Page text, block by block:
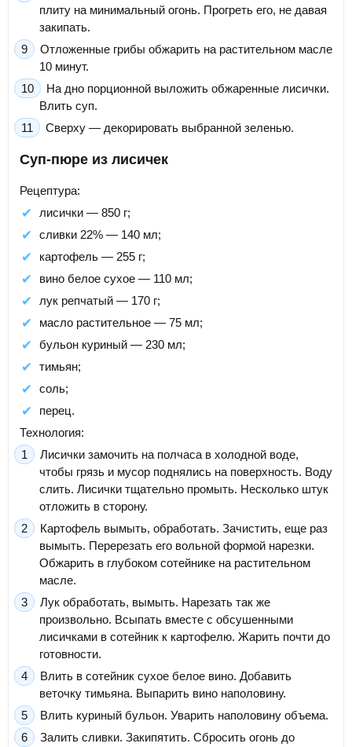
плиту на минимальный огонь. Прогреть его, не давая
закипать.
Отложенные грибы обжарить на растительном масле
10 минут.
На дно порционной выложить обжаренные лисички.
Влить суп.
Сверху — декорировать выбранной зеленью.
Суп-пюре из лисичек
Рецептура:
лисички — 850 г;
сливки 22% — 140 мл;
картофель — 255 г;
вино белое сухое — 110 мл;
лук репчатый — 170 г;
масло растительное — 75 мл;
бульон куриный — 230 мл;
тимьян;
соль;
перец.
Технология:
Лисички замочить на полчаса в холодной воде,
чтобы грязь и мусор поднялись на поверхность. Воду
слить. Лисички тщательно промыть. Несколько штук
отложить в сторону.
Картофель вымыть, обработать. Зачистить, еще раз
вымыть. Перерезать его вольной формой нарезки.
Обжарить в глубоком сотейнике на растительном
масле.
Лук обработать, вымыть. Нарезать так же
произвольно. Всыпать вместе с обсушенными
лисичками в сотейник к картофелю. Жарить почти до
готовности.
Влить в сотейник сухое белое вино. Добавить
веточку тимьяна. Выпарить вино наполовину.
Влить куриный бульон. Уварить наполовину объема.
Залить сливки. Закипятить. Сбросить огонь до